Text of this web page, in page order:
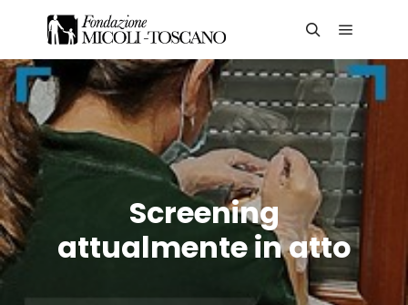
Screening
attualmente in atto